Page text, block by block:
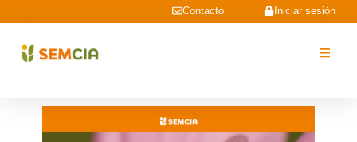
Iniciar sesión
Contacto